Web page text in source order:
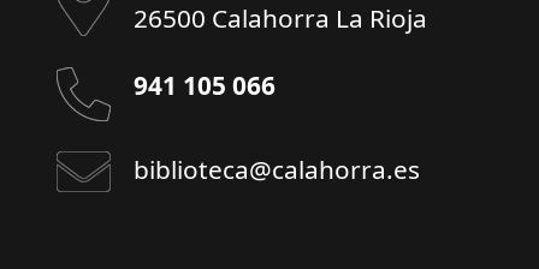
26500 Calahorra La Rioja
941 105 066
biblioteca@calahorra.es